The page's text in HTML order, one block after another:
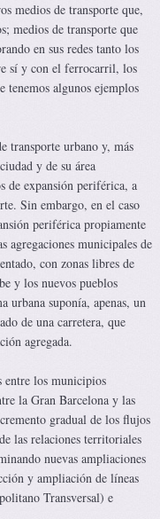
medios de transporte que,
medios de transporte que
en sus redes tanto los
sí y con el ferrocarril, los
tenemos algunos ejemplos
transporte urbano y, más
y de su área
de expansión periférica, a
Sin embargo, en el caso
periférica propiamente
agregaciones municipales de
con zonas libres de
y los nuevos pueblos
urbana suponía, apenas, un
de una carretera, que
agregada.
entre los municipios
la Gran Barcelona y las
gradual de los flujos
las relaciones territoriales
nuevas ampliaciones
y ampliación de líneas
Transversal) e